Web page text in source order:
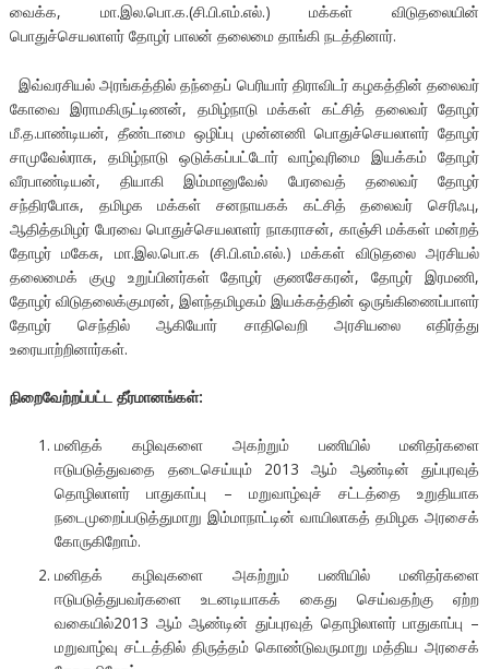
வைக்க, மா.இல.பொ.க.(சி.பி.எம்.எல்.) மக்கள் விடுதலையின்
பொதுச்செயலாளர் தோழர் பாலன் தலைமை தாங்கி நடத்தினார்.
இவ்வரசியல் அரங்கத்தில் தந்தைப் பெரியார் திராவிடர் கழகத்தின் தலைவர்
கோவை இராமகிருட்டிணன், தமிழ்நாடு மக்கள் கட்சித் தலைவர் தோழர்
மீ.த.பாண்டியன், தீண்டாமை ஒழிப்பு முன்னணி பொதுச்செயலாளர் தோழர்
சாமுவேல்ராசு, தமிழ்நாடு ஒடுக்கப்பட்டோர் வாழ்வுரிமை இயக்கம் தோழர்
வீரபாண்டியன், தியாகி இம்மானுவேல் பேரவைத் தலைவர் தோழர்
சந்திரபோசு, தமிழக மக்கள் சனநாயகக் கட்சித் தலைவர் செரிஃபு,
ஆதித்தமிழர் பேரவை பொதுச்செயலாளர் நாகராசன், காஞ்சி மக்கள் மன்றத்
தோழர் மகேசு, மா.இல.பொ.க (சி.பி.எம்.எல்.) மக்கள் விடுதலை அரசியல்
தலைமைக் குழு உறுப்பினர்கள் தோழர் குணசேகரன், தோழர் இரமணி,
தோழர் விடுதலைக்குமரன், இளந்தமிழகம் இயக்கத்தின் ஒருங்கிணைப்பாளர்
தோழர் செந்தில் ஆகியோர் சாதிவெறி அரசியலை எதிர்த்து
உரையாற்றினார்கள்.
நிறைவேற்றப்பட்ட தீர்மானங்கள்:
மனிதக் கழிவுகளை அகற்றும் பணியில் மனிதர்களை
ஈடுபடுத்துவதை தடைசெய்யும் 2013 ஆம் ஆண்டின் துப்புரவுத்
தொழிலாளர் பாதுகாப்பு – மறுவாழ்வுச் சட்டத்தை உறுதியாக
நடைமுறைப்படுத்துமாறு இம்மாநாட்டின் வாயிலாகத் தமிழக அரசைக்
கோருகிறோம்.
மனிதக் கழிவுகளை அகற்றும் பணியில் மனிதர்களை
ஈடுபடுத்துபவர்களை உடனடியாகக் கைது செய்வதற்கு ஏற்ற
வகையில்2013 ஆம் ஆண்டின் துப்புரவுத் தொழிலாளர் பாதுகாப்பு –
மறுவாழ்வு சட்டத்தில் திருத்தம் கொண்டுவருமாறு மத்திய அரசைக்